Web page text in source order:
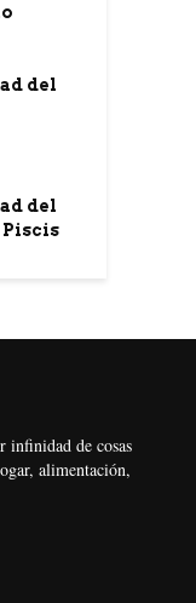
del
del
infinidad de cosas
alimentación,